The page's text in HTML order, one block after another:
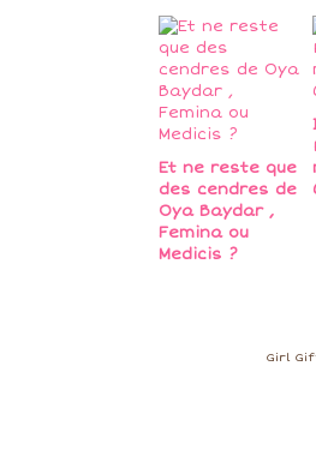
Et ne reste que
des cendres de
Oya Baydar ,
Femina ou
Medicis ?
Girl